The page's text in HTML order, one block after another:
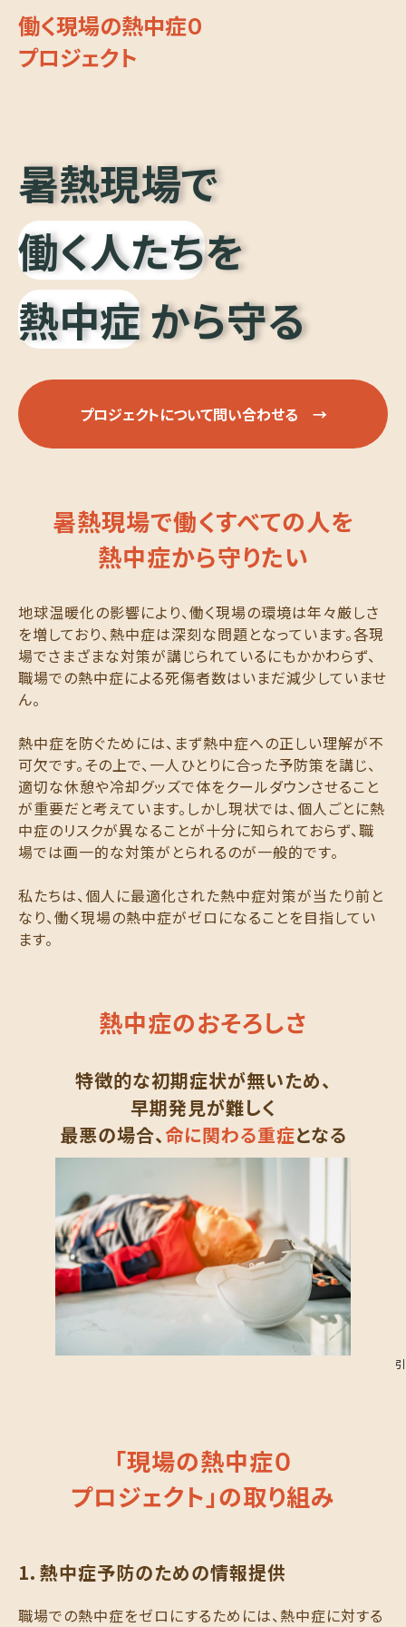
働く現場の熱中症０
プロジェクト
暑熱現場で
働く人たちを
熱中症から守る
プロジェクトについて問い合わせる →
暑熱現場で働くすべての人を
熱中症から守りたい
地球温暖化の影響により、働く現場の環境は年々厳しさ
を増しており、熱中症は深刻な問題となっています。各現
場でさまざまな対策が講じられているにもかかわらず、
職場での熱中症による死傷者数はいまだ減少していませ
ん。
熱中症を防ぐためには、まず熱中症への正しい理解が不
可欠です。その上で、一人ひとりに合った予防策を講じ、
適切な休憩や冷却グッズで体をクールダウンさせること
が重要だと考えています。しかし現状では、個人ごとに熱
中症のリスクが異なることが十分に知られておらず、職
場では画一的な対策がとられるのが一般的です。
私たちは、個人に最適化された熱中症対策が当たり前と
なり、働く現場の熱中症がゼロになることを目指してい
ます。
熱中症のおそろしさ
特徴的な初期症状が無いため、
早期発見が難しく
最悪の場合、命に関わる重症となる
「現場の熱中症０
プロジェクト」の取り組み
1．熱中症予防のための情報提供
職場での熱中症をゼロにするためには、熱中症に対する